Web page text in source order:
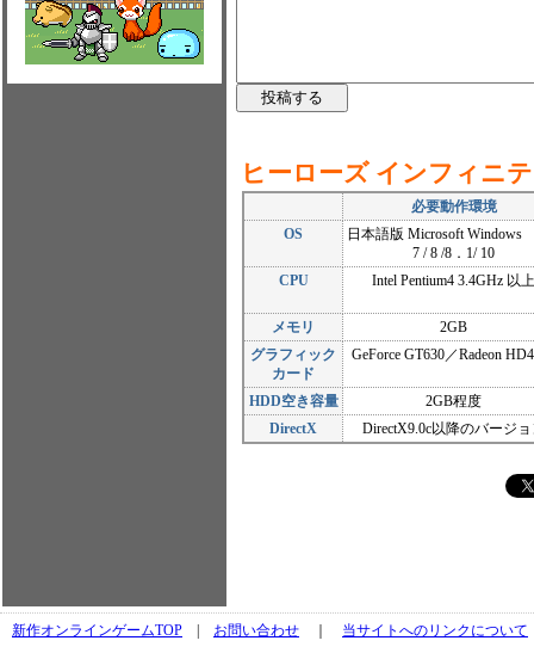
ヒーローズ インフィニ
必要動作環境
OS
日本語版 Microsoft
7 / 8 /8．1/ 10
CPU
Intel Pentium4 3.4GHz 以上
メモリ
2GB
グラフィック
カード
GeForce GT630／Radeon
HDD空き容量
2GB程度
DirectX
DirectX9.0c以降のバージョ
新作オンラインゲームTOP お問い合わせ 当サイトへのリンクについて